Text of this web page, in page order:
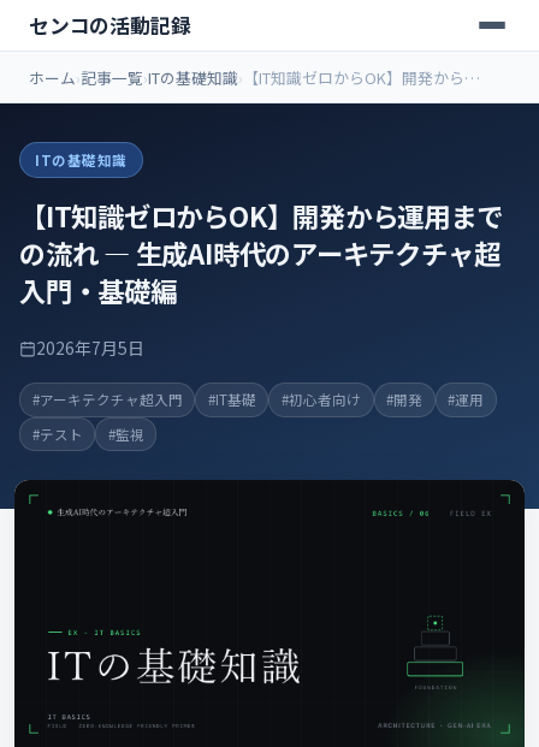
センコの活動記録
ホーム 記事一覧 ITの基礎知識
【IT知識ゼロからOK】開発から運
用までの流れ ― 生成AI時代のアー
ITの基礎知識
【IT知識ゼロからOK】開発から運用まで
の流れ ― 生成AI時代のアーキテクチャ超
入門・基礎編
2026年7月5日
#アーキテクチャ超入門 #IT基礎 #初心者向け #開発
#運用
#テスト
#監視